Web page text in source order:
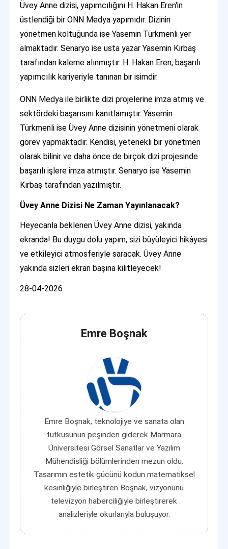
Üvey Anne dizisi, yapımcılığını H. Hakan Eren'in
üstlendiği bir ONN Medya yapımıdır. Dizinin
yönetmen koltuğunda ise Yasemin Türkmenli yer
almaktadır. Senaryo ise usta yazar Yasemin Kırbaş
tarafından kaleme alınmıştır. H. Hakan Eren, başarılı
yapımcılık kariyeriyle tanınan bir isimdir.
ONN Medya ile birlikte dizi projelerine imza atmış ve
sektördeki başarısını kanıtlamıştır. Yasemin
Türkmenli ise Üvey Anne dizisinin yönetmeni olarak
görev yapmaktadır. Kendisi, yetenekli bir yönetmen
olarak bilinir ve daha önce de birçok dizi projesinde
başarılı işlere imza atmıştır. Senaryo ise Yasemin
Kırbaş tarafından yazılmıştır.
Üvey Anne Dizisi Ne Zaman Yayınlanacak?
Heyecanla beklenen Üvey Anne dizisi, yakında
ekranda! Bu duygu dolu yapım, sizi büyüleyici hikâyesi
ve etkileyici atmosferiyle saracak. Üvey Anne
yakında sizleri ekran başına kilitleyecek!
28-04-2026
Emre Boşnak
Emre Boşnak, teknolojiye ve sanata olan
tutkusunun peşinden giderek Marmara
Üniversitesi Görsel Sanatlar ve Yazılım
Mühendisliği bölümlerinden mezun oldu.
Tasarımın estetik gücünü kodun matematiksel
kesinliğiyle birleştiren Boşnak, vizyonunu
televizyon haberciliğiyle birleştirerek
analizleriyle okurlarıyla buluşuyor.